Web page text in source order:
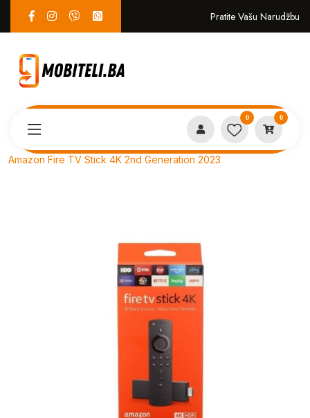
Pratite Vašu Narudžbu
0 0
Amazon Fire TV Stick 4K 2nd Generation 2023